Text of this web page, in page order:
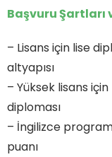
Başvuru Şartları
– Lisans için lise
altyapısı
– Yüksek lisans
diploması
– İngilizce
puanı